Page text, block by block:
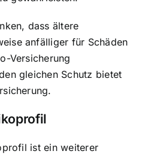
dass ältere
anfälliger für Schäden
Versicherung
gleichen Schutz bietet
ist ein weiterer